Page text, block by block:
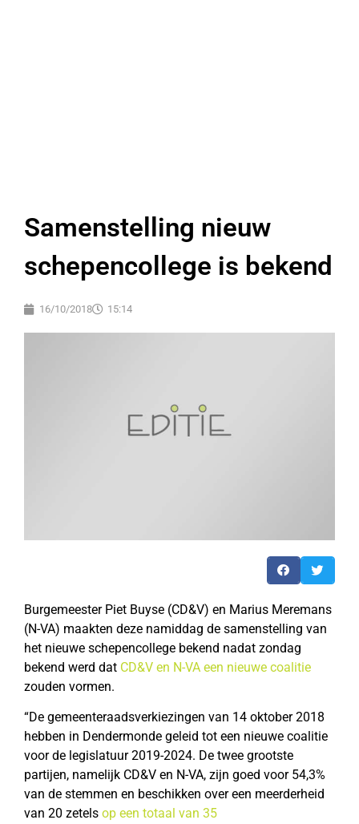
Samenstelling nieuw
schepencollege is bekend
16/10/2018 15:14
Burgemeester Piet Buyse (CD&V) en Marius Meremans
(N-VA) maakten deze namiddag de samenstelling van
het nieuwe schepencollege bekend nadat zondag
bekend werd dat CD&V en N-VA een nieuwe coalitie
zouden vormen.
“De gemeenteraadsverkiezingen van 14 oktober 2018
hebben in Dendermonde geleid tot een nieuwe coalitie
voor de legislatuur 2019-2024. De twee grootste
partijen, namelijk CD&V en N-VA, zijn goed voor 54,3%
van de stemmen en beschikken over een meerderheid
van 20 zetels op een totaal van 35